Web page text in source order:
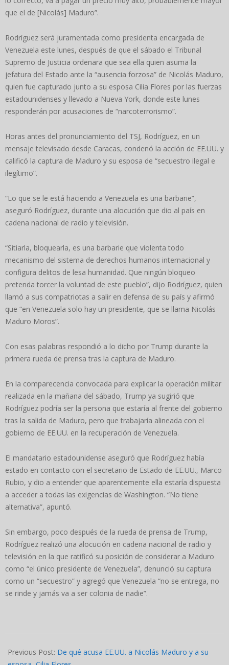
que el de [Nicolás] Maduro”.
Rodríguez será juramentada como presidenta encargada de
Venezuela este lunes, después de que el sábado el Tribunal
Supremo de Justicia ordenara que sea ella quien asuma la
jefatura del Estado ante la “ausencia forzosa” de Nicolás Maduro,
quien fue capturado junto a su esposa Cilia Flores por las fuerzas
estadounidenses y llevado a Nueva York, donde este lunes
responderán por acusaciones de “narcoterrorismo”.
Horas antes del pronunciamiento del TSJ, Rodríguez, en un
mensaje televisado desde Caracas, condenó la acción de EE.UU. y
calificó la captura de Maduro y su esposa de “secuestro ilegal e
ilegítimo”.
“Lo que se le está haciendo a Venezuela es una barbarie”,
aseguró Rodríguez, durante una alocución que dio al país en
cadena nacional de radio y televisión.
“Sitiarla, bloquearla, es una barbarie que violenta todo
mecanismo del sistema de derechos humanos internacional y
configura delitos de lesa humanidad. Que ningún bloqueo
pretenda torcer la voluntad de este pueblo”, dijo Rodríguez, quien
llamó a sus compatriotas a salir en defensa de su país y afirmó
que “en Venezuela solo hay un presidente, que se llama Nicolás
Maduro Moros”.
Con esas palabras respondió a lo dicho por Trump durante la
primera rueda de prensa tras la captura de Maduro.
En la comparecencia convocada para explicar la operación militar
realizada en la mañana del sábado, Trump ya sugirió que
Rodríguez podría ser la persona que estaría al frente del gobierno
tras la salida de Maduro, pero que trabajaría alineada con el
gobierno de EE.UU. en la recuperación de Venezuela.
El mandatario estadounidense aseguró que Rodríguez había
estado en contacto con el secretario de Estado de EE.UU., Marco
Rubio, y dio a entender que aparentemente ella estaría dispuesta
a acceder a todas las exigencias de Washington. “No tiene
alternativa”, apuntó.
Sin embargo, poco después de la rueda de prensa de Trump,
Rodríguez realizó una alocución en cadena nacional de radio y
televisión en la que ratificó su posición de considerar a Maduro
como “el único presidente de Venezuela”, denunció su captura
como un “secuestro” y agregó que Venezuela “no se entrega, no
se rinde y jamás va a ser colonia de nadie”.
01-
Previous Post: De qué acusa EE.UU. a Nicolás Maduro y a su